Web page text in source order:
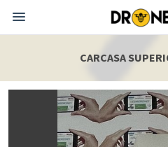
CARCASA